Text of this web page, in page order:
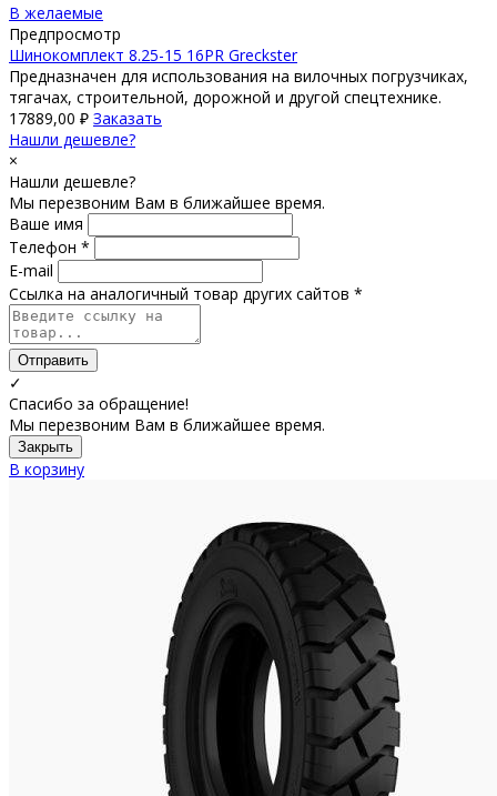
В желаемые
Предпросмотр
Шинокомплект 8.25-15 16PR Greckster
Предназначен для использования на вилочных погрузчиках,
тягачах, строительной, дорожной и другой спецтехнике.
17889,00 ₽ Заказать
Нашли дешевле?
×
Нашли дешевле?
Мы перезвоним Вам в ближайшее время.
Ваше имя
Телефон *
E-mail
Ссылка на аналогичный товар других сайтов *
Отправить
✓
Спасибо за обращение!
Мы перезвоним Вам в ближайшее время.
Закрыть
В корзину